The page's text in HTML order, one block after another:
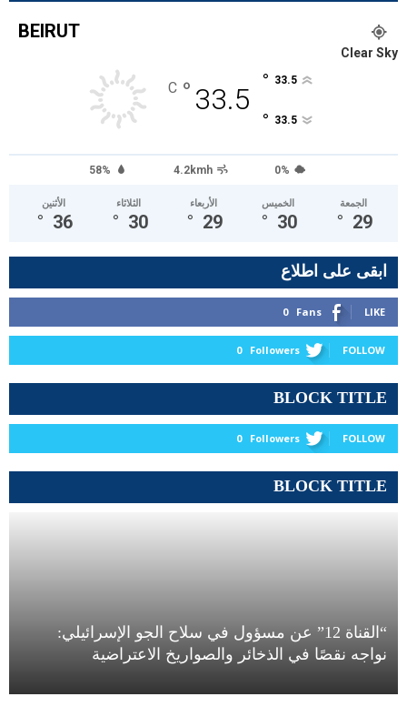
BEIRUT
Clear Sky
33.5
°
C 33.5
°
33.5
°
58% 4.2kmh 0%
الأثنين
36
°
الثلاثاء
30
°
الأربعاء
29
°
الخميس
30
°
الجمعة
29
°
ابقى على اطلاع
0 Fans LIKE
0 Followers FOLLOW
BLOCK TITLE
0 Followers FOLLOW
BLOCK TITLE
“القناة 12” عن مسؤول في سلاح الجو الإسرائيلي:
نواجه نقصًا في الذخائر والصواريخ الاعتراضية